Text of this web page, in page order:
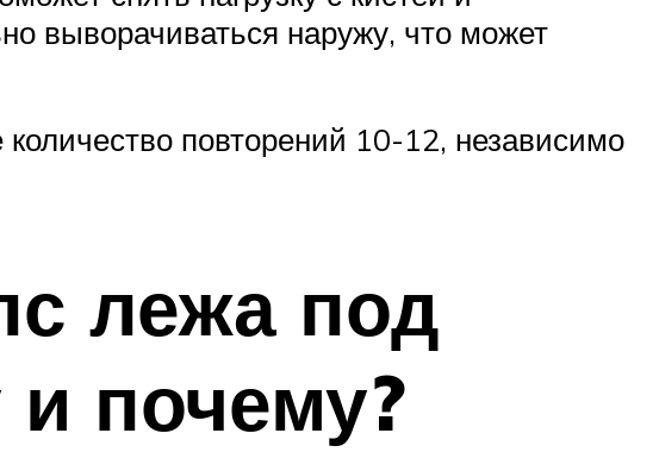
выворачиваться наружу, что может
повторений 10-12, независимо
лежа под
почему?